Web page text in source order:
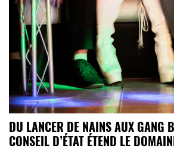
DU LANCER DE NAINS AUX GANG
CONSEIL D’ÉTAT ÉTEND LE